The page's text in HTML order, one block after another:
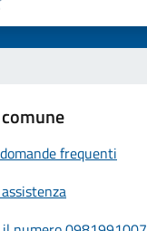
5 stelle su 5
stelle su 5
su 5
5
frequenti